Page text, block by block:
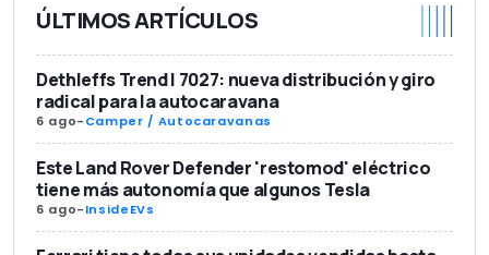
ÚLTIMOS ARTÍCULOS
Dethleffs Trend I 7027: nueva distribución y giro
radical para la autocaravana
6 ago-Camper / Autocaravanas
Este Land Rover Defender 'restomod' eléctrico
tiene más autonomía que algunos Tesla
6 ago-InsideEVs